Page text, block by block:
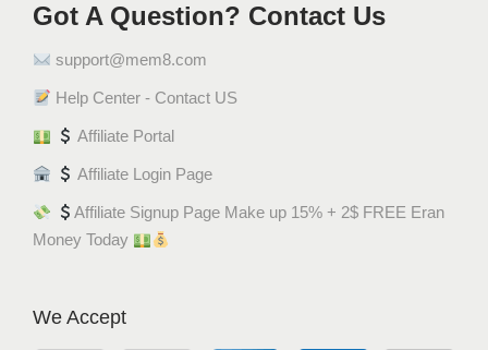
Got A Question? Contact Us
support@mem8.com
Help Center - Contact US
Affiliate Portal
Affiliate Login Page
Affiliate Signup Page Make up 15% + 2$ FREE Eran
Money Today
We Accept